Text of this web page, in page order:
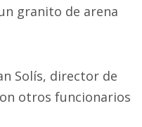
granito de arena
Solís, director de
otros funcionarios